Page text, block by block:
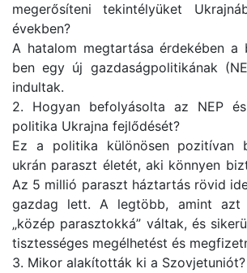
megerősíteni tekintélyüket
években?
A hatalom megtartása érdekében a
ben egy új gazdaságpolitikának
indultak.
2. Hogyan befolyásolta az NEP
politika Ukrajna fejlődését?
Ez a politika különösen pozitívan
ukrán paraszt életét, aki könnyen
Az 5 millió paraszt háztartás rövid
gazdag lett. A legtöbb, amint azt
„közép parasztokká” váltak, és
tisztességes megélhetést és
3. Mikor alakították ki a Szovjetuniót?